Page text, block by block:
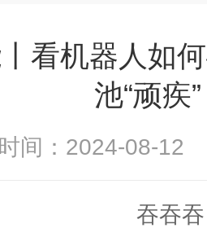
看机器人如
池“顽疾”
时间：2024-08-
吞吞吞